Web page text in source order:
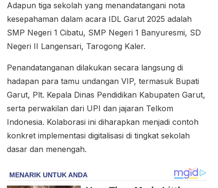
Adapun tiga sekolah yang menandatangani nota
kesepahaman dalam acara IDL Garut 2025 adalah
SMP Negeri 1 Cibatu, SMP Negeri 1 Banyuresmi, SD
Negeri II Langensari, Tarogong Kaler.
Penandatanganan dilakukan secara langsung di
hadapan para tamu undangan VIP, termasuk Bupati
Garut, Plt. Kepala Dinas Pendidikan Kabupaten Garut,
serta perwakilan dari UPI dan jajaran Telkom
Indonesia. Kolaborasi ini diharapkan menjadi contoh
konkret implementasi digitalisasi di tingkat sekolah
dasar dan menengah.